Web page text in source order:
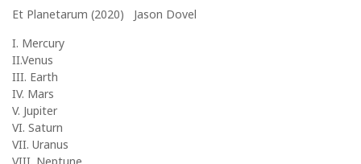
Et Planetarum (2020) Jason Dovel
I. Mercury
II.Venus
III. Earth
IV. Mars
V. Jupiter
VI. Saturn
VII. Uranus
VIII. Neptune